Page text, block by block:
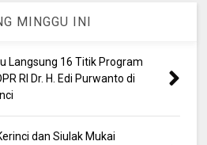
MINGGU INI
Langsung 16 Titik Program
RI Dr. H. Edi Purwanto di
dan Siulak Mukai